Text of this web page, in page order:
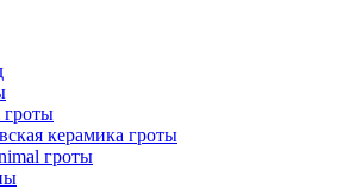
гроты
керамика гроты
гроты